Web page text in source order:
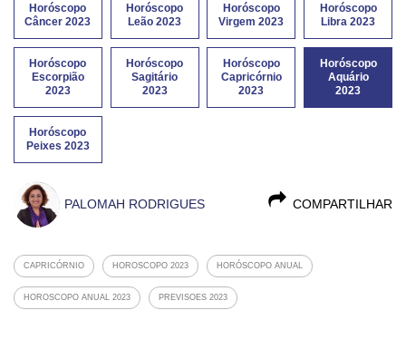
Horóscopo
Câncer 2023
Horóscopo
Leão 2023
Horóscopo
Virgem 2023
Horóscopo
Libra 2023
Horóscopo
Escorpião
2023
Horóscopo
Sagitário
2023
Horóscopo
Capricórnio
2023
Horóscopo
Aquário
2023
Horóscopo
Peixes 2023
COMPARTILHAR
PALOMAH RODRIGUES
CAPRICÓRNIO HOROSCOPO 2023 HORÓSCOPO ANUAL
HOROSCOPO ANUAL 2023 PREVISOES 2023